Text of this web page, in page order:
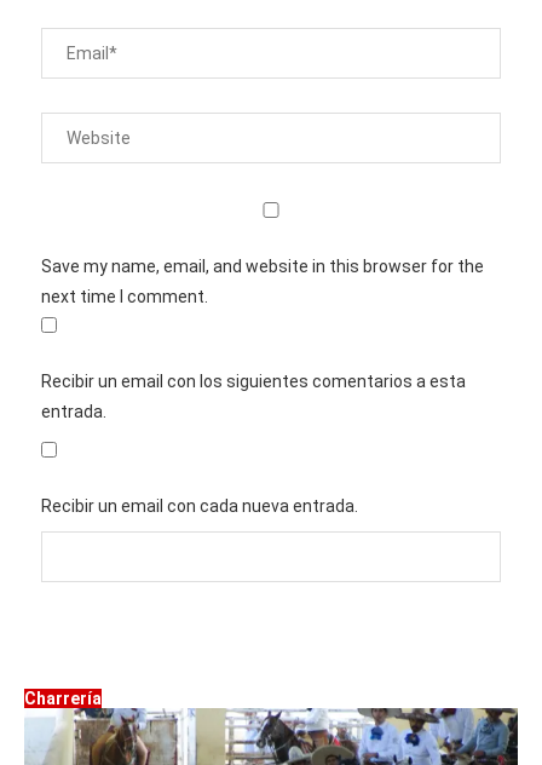
Save my name, email, and website in this browser for the
next time I comment.
Recibir un email con los siguientes comentarios a esta
entrada.
Recibir un email con cada nueva entrada.
Charrería